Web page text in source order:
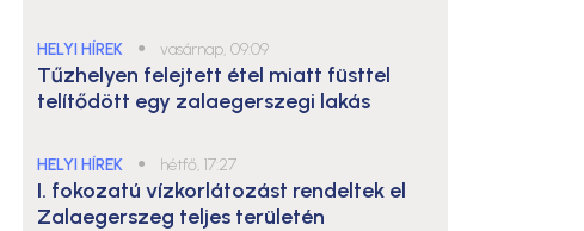
HELYI HÍREK ● vasárnap, 09:09
Tűzhelyen felejtett étel miatt füsttel
telítődött egy zalaegerszegi lakás
HELYI HÍREK ● hétfő, 17:27
I. fokozatú vízkorlátozást rendeltek el
Zalaegerszeg teljes területén